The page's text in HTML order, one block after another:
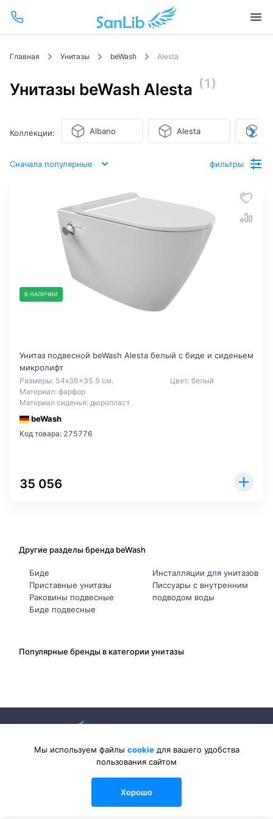
Главная Унитазы beWash Alesta
Унитазы beWash Alesta (1)
Коллекции: Albano Alesta
Сначала популярные фильтры
В НАЛИЧИИ
Унитаз подвесной beWash Alesta белый с биде и сиденьем
микролифт
Размеры: 54x36x35.5 см.
Материал: фарфор
Материал сиденья: дюропласт
Цвет: белый
beWash
Код товара: 275776
35 056
Другие разделы бренда beWash
Биде
Приставные унитазы
Раковины подвесные
Биде подвесные
Инсталляции для унитазов
Писсуары с внутренним
подводом воды
Популярные бренды в категории унитазы
2026 © Sanlib-Santehnika.ru — интернет-магазин сантехники
Мы используем файлы cookieдля вашего удобства
пользования сайтом
Хорошо